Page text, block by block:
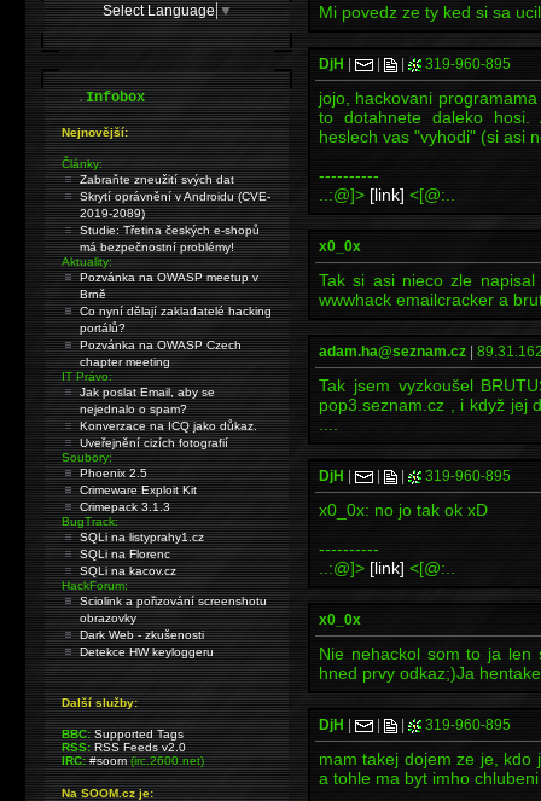
Mi povedz ze ty ked si sa
DjH 319-960-895
jojo, hackovani
to dotahnete daleko
heslech vas "vyhodi" (si asi
----------
..:@]> [link] <[@:..
x0_0x
Tak si asi nieco zle
wwwhack emailcracker a
adam.ha@seznam.cz
Tak jsem vyzkoušel
pop3.seznam.cz , i když jej
....
DjH 319-960-895
x0_0x: no jo tak ok xD
----------
..:@]> [link] <[@:..
x0_0x
Nie nehackol som to ja len
hned prvy odkaz;)Ja
DjH 319-960-895
mam takej dojem ze je, kdo
a tohle ma byt imho
Select Language ▼
.Infobox
Nejnovější:
Články:
Zabraňte zneužití svých dat
Skrytí oprávnění v Androidu (CVE-
2019-2089)
Studie: Třetina českých e-shopů
má bezpečnostní problémy!
Aktuality:
Pozvánka na OWASP meetup v
Brně
Co nyní dělají zakladatelé hacking
portálů?
Pozvánka na OWASP Czech
chapter meeting
IT Právo:
Jak poslat Email, aby se
nejednalo o spam?
Konverzace na ICQ jako důkaz.
Uveřejnění cizích fotografií
Soubory:
Phoenix 2.5
Crimeware Exploit Kit
Crimepack 3.1.3
BugTrack:
SQLi na listyprahy1.cz
SQLi na Florenc
SQLi na kacov.cz
HackForum:
Sciolink a pořizování screenshotu
obrazovky
Dark Web - zkušenosti
Detekce HW keyloggeru
Další služby:
BBC: Supported Tags
RSS: RSS Feeds v2.0
IRC: #soom(irc.2600.net)
Na SOOM.cz je: